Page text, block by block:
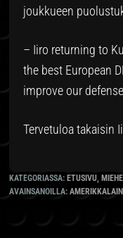
joukkueen
– Iiro returning to
the best European
improve our
Tervetuloa takaisin
KATEGORIASSA: ETUSIVU,
AVAINSANOILLA: